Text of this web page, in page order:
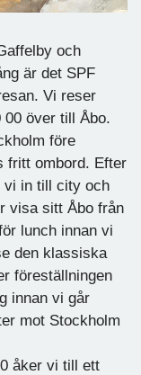
och
är det SPF
Vi reser
över till Åbo.
före
fritt ombord. Efter
vi in till city och
visa sitt Åbo från
lunch innan vi
den klassiska
föreställningen
innan vi går
mot Stockholm
åker vi till ett